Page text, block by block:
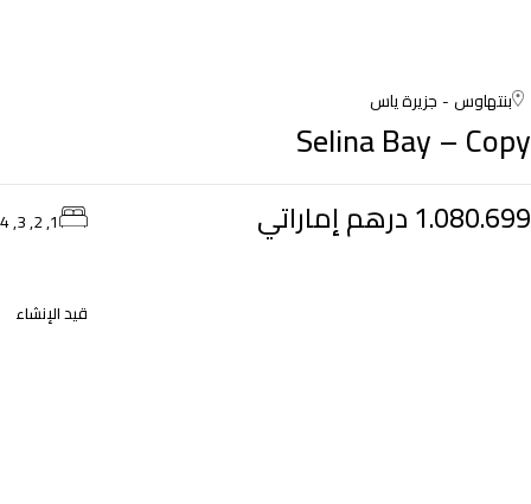
بنتهاوس جزيرة ياس
Selina Bay – Copy
1.080.699 درهم إماراتي 1, 2, 3, 4
قيد الإنشاء